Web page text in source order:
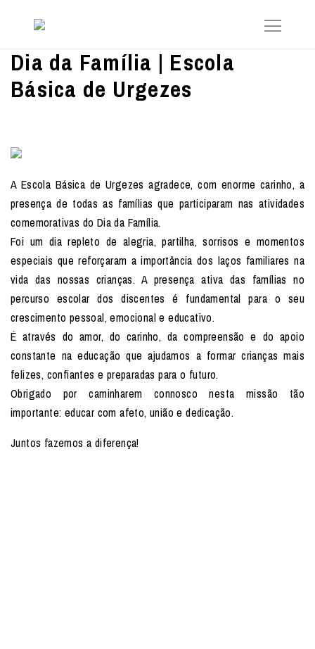
Dia da Família | Escola
Básica de Urgezes
A Escola Básica de Urgezes agradece, com enorme carinho, a
presença de todas as famílias que participaram nas atividades
comemorativas do Dia da Família.
Foi um dia repleto de alegria, partilha, sorrisos e momentos
especiais que reforçaram a importância dos laços familiares na
vida das nossas crianças. A presença ativa das famílias no
percurso escolar dos discentes é fundamental para o seu
crescimento pessoal, emocional e educativo.
É através do amor, do carinho, da compreensão e do apoio
constante na educação que ajudamos a formar crianças mais
felizes, confiantes e preparadas para o futuro.
Obrigado por caminharem connosco nesta missão tão
importante: educar com afeto, união e dedicação.
Juntos fazemos a diferença! ️️